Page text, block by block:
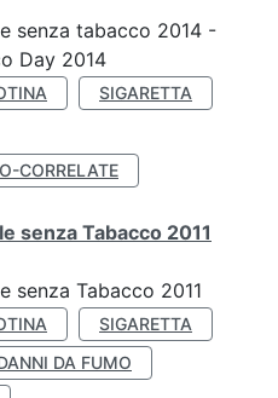
senza tabacco 2014 -
Day 2014
SIGARETTA
CORRELATE
senza Tabacco 2011
senza Tabacco 2011
SIGARETTA
DA FUMO